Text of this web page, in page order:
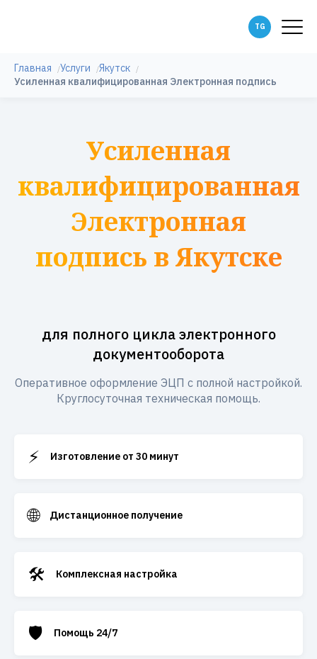
Главная Услуги
Якутск
Усиленная квалифицированная Электронная подпись
Усиленная
квалифицированная
Электронная
подпись в Якутске
для полного цикла электронного
документооборота
Оперативное оформление ЭЦП с полной настройкой.
Круглосуточная техническая помощь.
⚡ Изготовление от 30 минут
🌐 Дистанционное получение
🛠️ Комплексная настройка
🛡️ Помощь 24/7